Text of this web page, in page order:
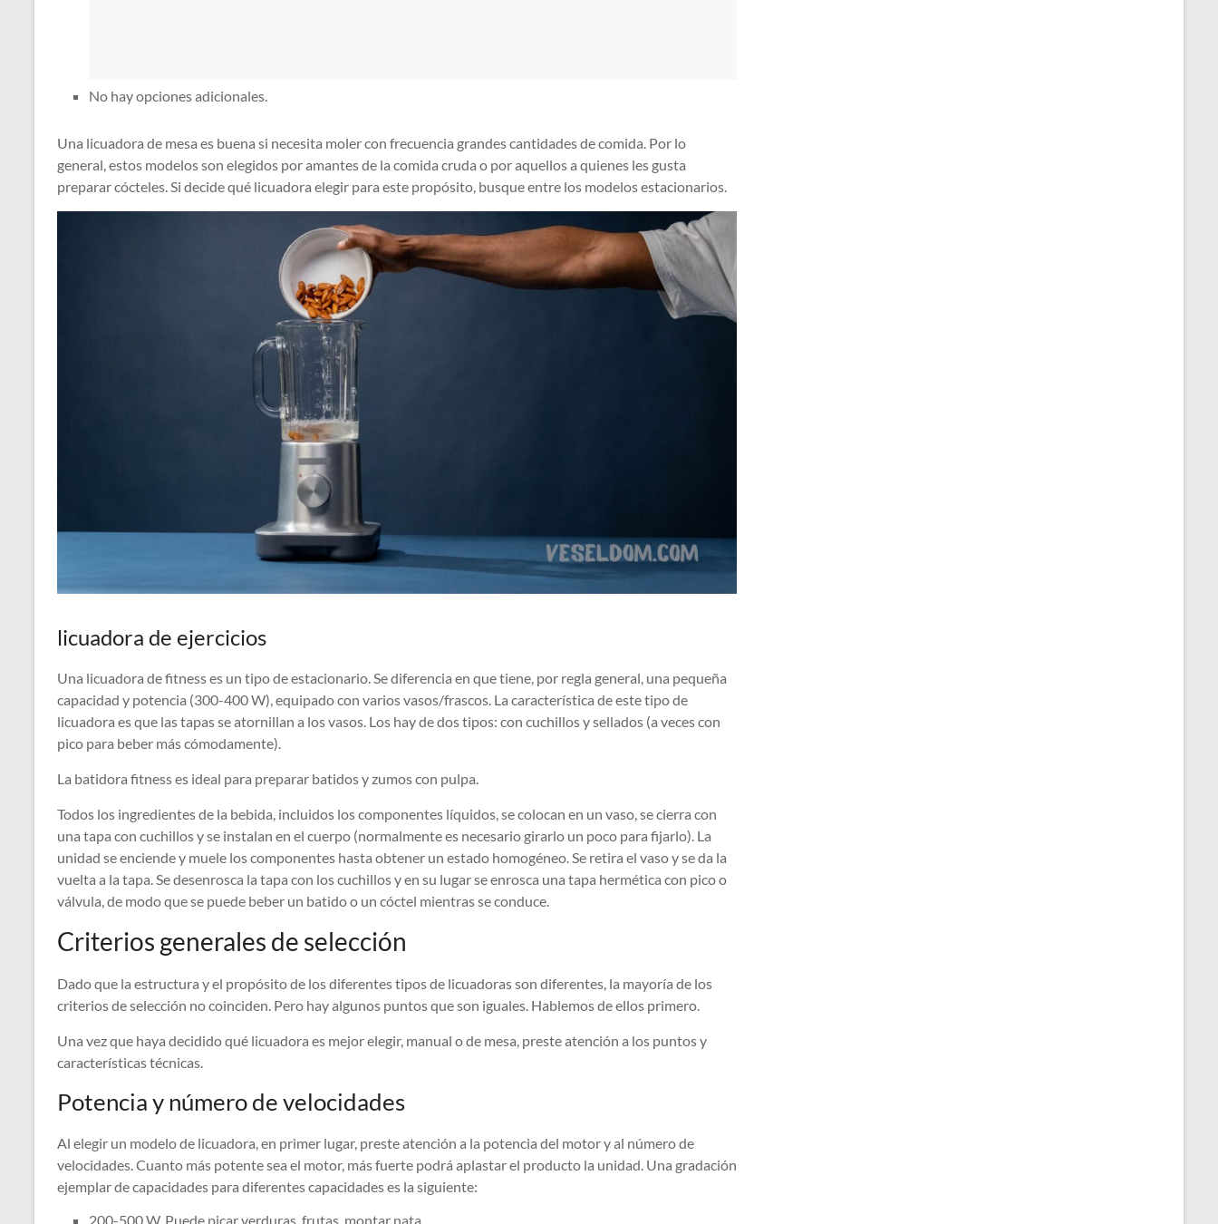
No hay opciones adicionales.
Una licuadora de mesa es buena si necesita moler con frecuencia grandes cantidades de comida. Por lo
general, estos modelos son elegidos por amantes de la comida cruda o por aquellos a quienes les gusta
preparar cócteles. Si decide qué licuadora elegir para este propósito, busque entre los modelos estacionarios.
licuadora de ejercicios
Una licuadora de fitness es un tipo de estacionario. Se diferencia en que tiene, por regla general, una pequeña
capacidad y potencia (300-400 W), equipado con varios vasos/frascos. La característica de este tipo de
licuadora es que las tapas se atornillan a los vasos. Los hay de dos tipos: con cuchillos y sellados (a veces con
pico para beber más cómodamente).
La batidora fitness es ideal para preparar batidos y zumos con pulpa.
Todos los ingredientes de la bebida, incluidos los componentes líquidos, se colocan en un vaso, se cierra con
una tapa con cuchillos y se instalan en el cuerpo (normalmente es necesario girarlo un poco para fijarlo). La
unidad se enciende y muele los componentes hasta obtener un estado homogéneo. Se retira el vaso y se da la
vuelta a la tapa. Se desenrosca la tapa con los cuchillos y en su lugar se enrosca una tapa hermética con pico o
válvula, de modo que se puede beber un batido o un cóctel mientras se conduce.
Criterios generales de selección
Dado que la estructura y el propósito de los diferentes tipos de licuadoras son diferentes, la mayoría de los
criterios de selección no coinciden. Pero hay algunos puntos que son iguales. Hablemos de ellos primero.
Una vez que haya decidido qué licuadora es mejor elegir, manual o de mesa, preste atención a los puntos y
características técnicas.
Potencia y número de velocidades
Al elegir un modelo de licuadora, en primer lugar, preste atención a la potencia del motor y al número de
velocidades. Cuanto más potente sea el motor, más fuerte podrá aplastar el producto la unidad. Una gradación
ejemplar de capacidades para diferentes capacidades es la siguiente:
200-500 W. Puede picar verduras, frutas, montar nata.